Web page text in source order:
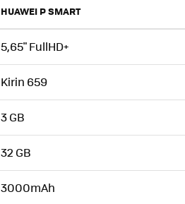
HUAWEI P SMART
5,65" FullHD+
Kirin 659
3 GB
32 GB
3000mAh